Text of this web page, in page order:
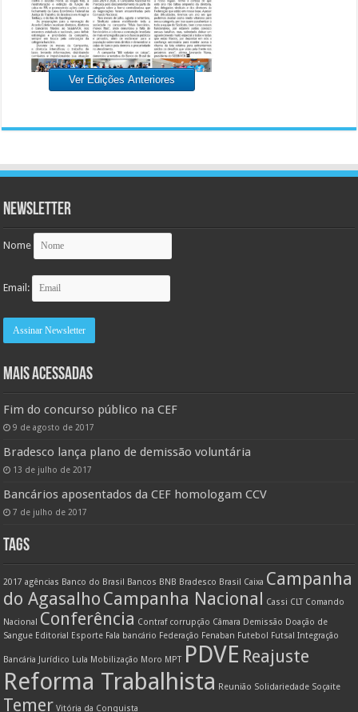
Ver Edições Anteriores
Newsletter
Nome
Email:
MAIS ACESSADAS
Fim do concurso público na CEF
9 de agosto de 2017
Bradesco lança plano de demissão voluntária
13 de julho de 2017
Bancários aposentados da CEF homologam CCV
7 de julho de 2017
TAGS
2017 agências Banco do Brasil Bancos BNB Bradesco Brasil Caixa Campanha
do Agasalho Campanha Nacional Cassi CLT Comando
Nacional
Conferência Contraf corrupção Câmara Demissão Doação de
Sangue Editorial Esporte Fala bancário Federação Fenaban Futebol Futsal Integração
Bancária Jurídico Lula Mobilização Moro MPT PDVE Reajuste
Reforma Trabalhista Reunião Solidariedade Soçaite
Temer Vitória da Conquista